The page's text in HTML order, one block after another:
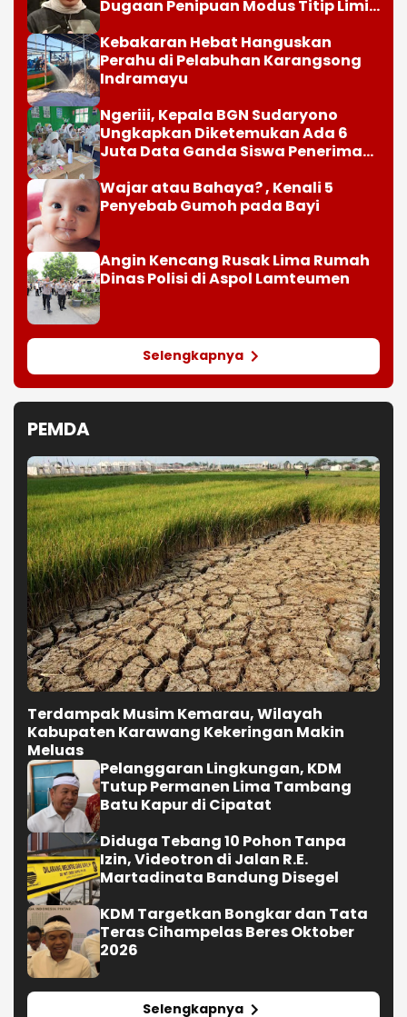
1234
5678
Headline Grup Media
Hari IniBiltz NewsSport News
Waspada, Sudah Jatuh Korban di
Jawa Barat, OJK dan Polisi Ungkap
Kebakaran Hebat Hanguskan
Perahu di Pelabuhan Karangsong
Ngeriii, Kepala BGN Sudaryono
Ungkapkan Diketemukan Ada 6
Juta Data Ganda Siswa Penerima
MBG
Angin Kencang Rusak Lima Rumah
Dinas Polisi di Aspol Lamteumen
Selengkapnya
PEMDA
Terdampak Musim Kemarau, Wilayah
Kabupaten Karawang Kekeringan Makin
Meluas
Pelanggaran Lingkungan, KDM
Tutup Permanen Lima Tambang